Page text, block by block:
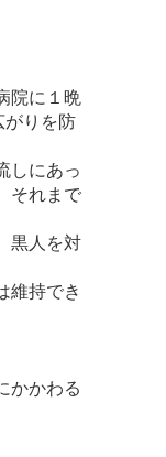
院に１晩
がりを防
しにあっ
それまで
黒人を対
維持でき
かかわる